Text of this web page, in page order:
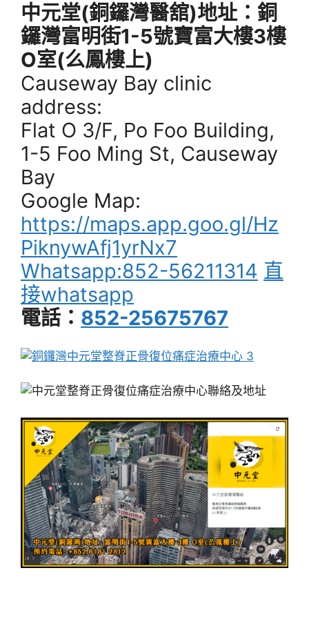
中元堂(銅鑼灣醫舘)地址：銅
鑼灣富明街1-5號寶富大樓3樓
O室(么鳳樓上)
Causeway Bay clinic
address:
Flat O 3/F, Po Foo Building,
1-5 Foo Ming St, Causeway
Bay
Google Map:
https://maps.app.goo.gl/Hz
PiknywAfj1yrNx7
Whatsapp:852-56211314 直
接whatsapp
電話： 852-25675767